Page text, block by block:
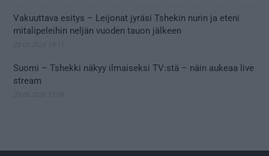
Vakuuttava esitys – Leijonat jyräsi Tshekin nurin ja eteni
mitalipeleihin neljän vuoden tauon jälkeen
Suomi – Tshekki näkyy ilmaiseksi TV:stä – näin aukeaa live
stream